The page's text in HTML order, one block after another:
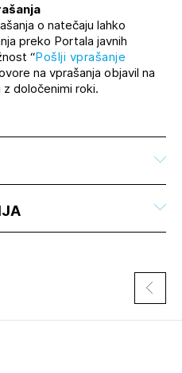
o natečaju lahko
preko Portala javnih
“Pošlji vprašanje
na vprašanja objavil na
z določenimi roki.